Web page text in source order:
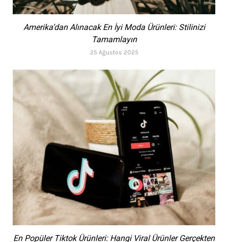
Amerika’dan Alınacak En İyi Moda Ürünleri: Stilinizi
Tamamlayın
25 Ağustos 2025
En Popüler Tiktok Ürünleri: Hangi Viral Ürünler Gerçekten